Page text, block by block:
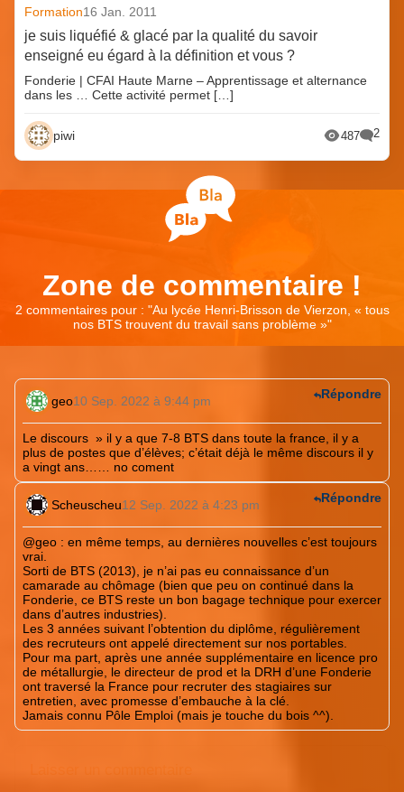
Formation16 Jan. 2011
je suis liquéfié & glacé par la qualité du savoir
enseigné eu égard à la définition et vous ?
Fonderie | CFAI Haute Marne – Apprentissage et alternance
dans les … Cette activité permet […]
piwi 487 2
Zone de commentaire !
2 commentaires pour : "Au lycée Henri-Brisson de Vierzon, « tous
nos BTS trouvent du travail sans problème »"
geo10 Sep. 2022 à 9:44 pm
Le discours » il y a que 7-8 BTS dans toute la france, il y a
plus de postes que d’élèves; c’était déjà le même discours il y
a vingt ans…… no coment
Répondre
Scheuscheu12 Sep. 2022 à 4:23 pm
@geo : en même temps, au dernières nouvelles c’est toujours
vrai.
Sorti de BTS (2013), je n’ai pas eu connaissance d’un
camarade au chômage (bien que peu on continué dans la
Fonderie, ce BTS reste un bon bagage technique pour exercer
dans d’autres industries).
Les 3 années suivant l’obtention du diplôme, régulièrement
des recruteurs ont appelé directement sur nos portables.
Pour ma part, après une année supplémentaire en licence pro
de métallurgie, le directeur de prod et la DRH d’une Fonderie
ont traversé la France pour recruter des stagiaires sur
entretien, avec promesse d’embauche à la clé.
Jamais connu Pôle Emploi (mais je touche du bois ^^).
Répondre